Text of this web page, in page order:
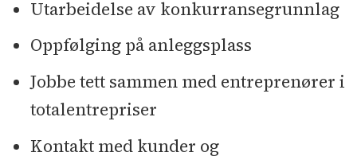
Utarbeidelse av konkurransegrunnlag
Oppfølging på anleggsplass
Jobbe tett sammen med entreprenører i
totalentrepriser
Kontakt med kunder og